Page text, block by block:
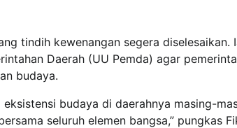
tindih kewenangan segera diselesaikan.
Daerah (UU Pemda) agar
budaya.
budaya di daerahnya masing-
seluruh elemen bangsa,” pungkas